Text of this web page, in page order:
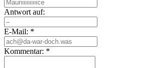
Antwort auf:
E-Mail: *
Kommentar: *